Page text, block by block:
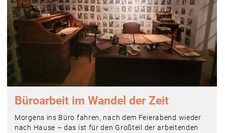
Büroarbeit im Wandel der Zeit
Morgens ins Büro fahren, nach dem Feierabend wieder
nach Hause – das ist für den Großteil der arbeitenden